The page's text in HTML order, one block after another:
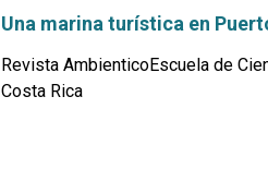
Una marina turística en
Revista AmbienticoEscuela de
Costa Rica